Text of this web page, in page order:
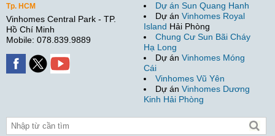
Tp. HCM
Vinhomes Central Park - TP.
Hồ Chí Minh
Mobile: 078.839.9889
Dự án Sun Quang Hanh
Dự án Vinhomes Royal
Island Hải Phòng
Chung Cư Sun Bãi Cháy
Hạ Long
Dự án Vinhomes Móng
Cái
Vinhomes Vũ Yên
Dự án Vinhomes Dương
Kinh Hải Phòng